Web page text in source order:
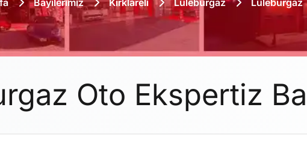
Bayilerimiz Kırklareli Lüleburgaz Lüleburgaz
Oto Ekspertiz